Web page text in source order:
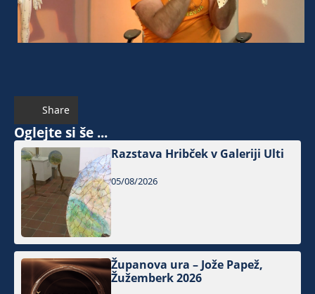
Share
Oglejte si še ...
Razstava Hribček v Galeriji Ulti
05/08/2026
Županova ura – Jože Papež,
Žužemberk 2026